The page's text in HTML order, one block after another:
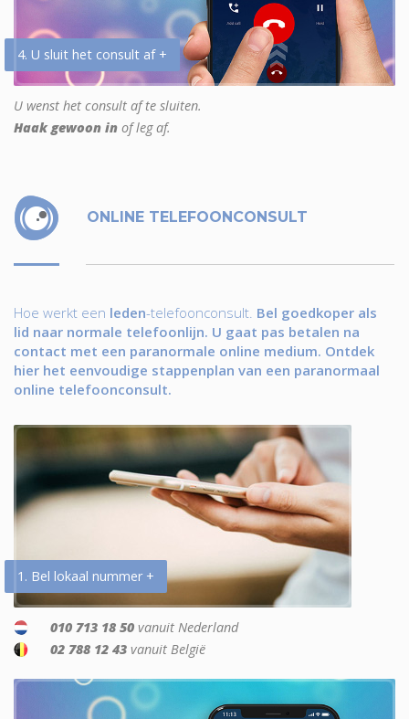
4. U sluit het consult af +
U wenst het consult af te sluiten.
Haak gewoon in of leg af.
ONLINE TELEFOONCONSULT
Hoe werkt een leden-telefoonconsult. Bel goedkoper als
lid naar normale telefoonlijn. U gaat pas betalen na
contact met een paranormale online medium. Ontdek
hier het eenvoudige stappenplan van een paranormaal
online telefoonconsult.
1. Bel lokaal nummer +
010 713 18 50 vanuit Nederland
02 788 12 43 vanuit België